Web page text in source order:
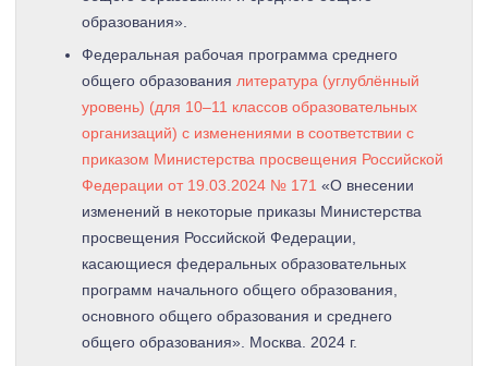
образования».
Федеральная рабочая программа среднего
общего образования литература (углублённый
уровень) (для 10–11 классов образовательных
организаций) с изменениями в соответствии с
приказом Министерства просвещения Российской
Федерации от 19.03.2024 № 171 «О внесении
изменений в некоторые приказы Министерства
просвещения Российской Федерации,
касающиеся федеральных образовательных
программ начального общего образования,
основного общего образования и среднего
общего образования». Москва. 2024 г.